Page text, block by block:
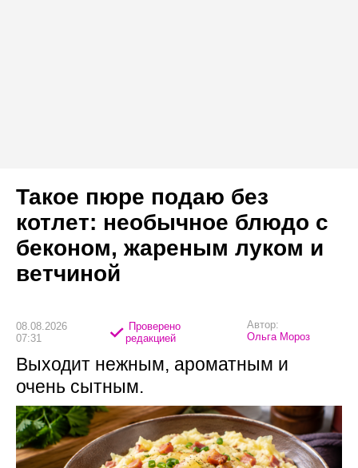
Такое пюре подаю без
котлет: необычное блюдо с
беконом, жареным луком и
ветчиной
08.08.2026
07:31
Проверено
редакцией
Автор:
Ольга Мороз
Выходит нежным, ароматным и
очень сытным.